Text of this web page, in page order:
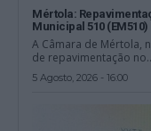
Mértola:
Municipal 510 (EM510)
A Câmara de Mértola,
de repavimentação
5 Agosto, 2026 - 16:00